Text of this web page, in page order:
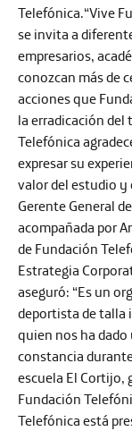
Telefónica.“Vive
se invita a
empresarios,
conozcan más de
acciones que
la erradicación
Telefónica
expresar su
valor del estudio y
Gerente General
acompañada por
de Fundación
Estrategia
aseguró: “Es un
deportista de talla
quien nos ha
constancia
escuela El Cortijo,
Fundación
Telefónica está